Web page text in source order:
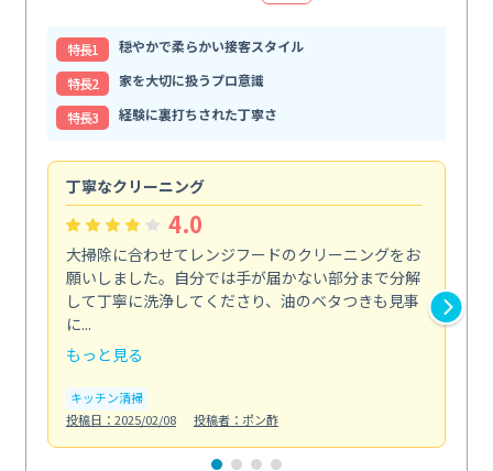
特⻑1
穏やかで柔らかい接客スタイル
特⻑2
家を大切に扱うプロ意識
特⻑3
経験に裏打ちされた丁寧さ
丁寧なクリーニング
4.0
大掃除に合わせてレンジフードのクリーニングをお
願いしました。自分では手が届かない部分まで分解
して丁寧に洗浄してくださり、油のベタつきも見事
に...
もっと見る
キッチン清掃
投稿日：2025/02/08
投稿者：ポン酢